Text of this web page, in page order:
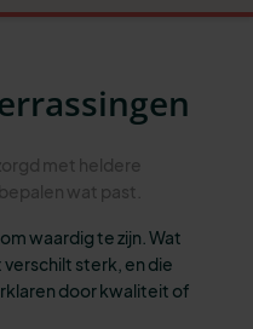
met heldere
wat past.
waardig te zijn. Wat
sterk, en die
door kwaliteit of